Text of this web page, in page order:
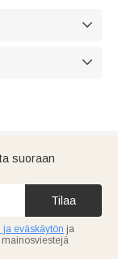


suoraan
Tilaa
ja eväskäytön ja